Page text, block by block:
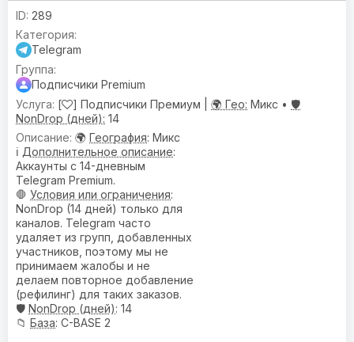
289
Telegram
Подписчики Premium
[
] Подписчики Премиум | 🌍 Гео: Микс • 🛡️
NonDrop (дней): 14
🌍 География: Микс
ℹ️ Дополнительное описание:
Аккаунты с 14-дневным
Telegram Premium.
🛑 Условия или ограничения:
NonDrop (14 дней) только для
каналов. Telegram часто
удаляет из групп, добавленных
участников, поэтому мы не
принимаем жалобы и не
делаем повторное добавление
(рефилинг) для таких заказов.
🛡️ NonDrop (дней): 14
📁 База: C-BASE 2